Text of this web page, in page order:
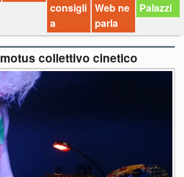
consigli
a
Web ne
parla
Palazzi
motus collettivo cinetico